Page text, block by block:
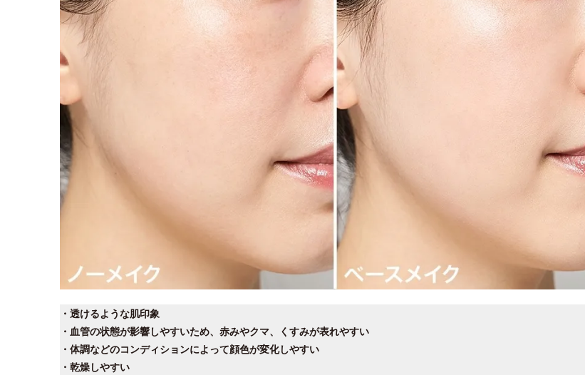
・透けるような肌印象
・血管の状態が影響しやすいため、赤みやクマ、くすみが表れやすい
・体調などのコンディションによって顔色が変化しやすい
・乾燥しやすい